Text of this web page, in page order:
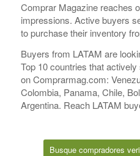
Comprar Magazine reaches
impressions. Active buyers
to purchase their inventory
Buyers from LATAM are
Top 10 countries that
on Comprarmag.com:
Colombia, Panama, Chile,
Argentina. Reach LATAM
Busque compradores